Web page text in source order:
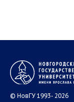
© НовГУ 1993- 2026